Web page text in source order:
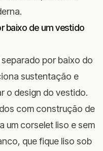
baixo de um vestido
por baixo do
sustentação e
o design do vestido.
com construção de
um corselet liso e sem
que fique liso sob